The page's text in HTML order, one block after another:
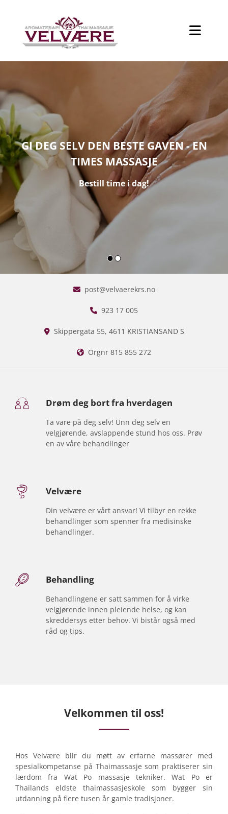
P
U
T
Y
O
U
O
D
GI DEG SELV DEN BESTE GAVEN - EN
TIMES MASSASJE
Bestill time i dag!
 post@velvaerekrs.no
 923 17 005
 Skippergata 55, 4611 KRISTIANSAND S
 Orgnr 815 855 272
Drøm deg bort fra hverdagen
Ta vare på deg selv! Unn deg selv en
velgjørende, avslappende stund hos oss. Prøv
en av våre behandlinger
Velvære
Din velvære er vårt ansvar! Vi tilbyr en rekke
behandlinger som spenner fra medisinske
behandlinger.
Behandling
Behandlingene er satt sammen for å virke
velgjørende innen pleiende helse, og kan
skreddersys etter behov. Vi bistår også med
råd og tips.
Velkommen til oss!
Hos Velvære blir du møtt av erfarne massører med
spesialkompetanse på Thaimassasje som praktiserer sin
lærdom fra Wat Po massasje tekniker. Wat Po er
Thailands eldste thaimassasjeskole som bygger sin
utdanning på flere tusen år gamle tradisjoner.